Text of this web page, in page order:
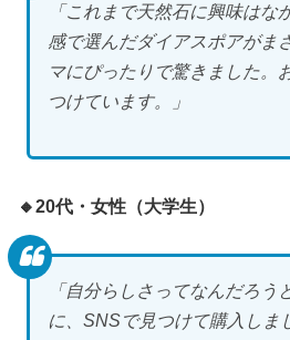
「これまで天然石に興味はな
感で選んだダイアスポアがま
マにぴったりで驚きました。
つけています。」
🔸20代・女性（大学生）
「自分らしさってなんだろう
に、SNSで見つけて購入しま